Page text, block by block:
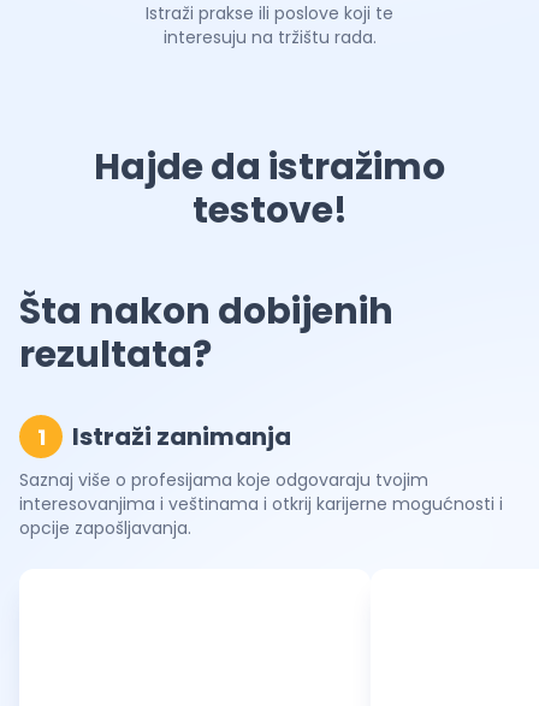
Istraži prakse ili poslove koji te
interesuju na tržištu rada.
Hajde da istražimo
testove!
Šta nakon dobijenih
rezultata?
1 Istraži zanimanja
Saznaj više o profesijama koje odgovaraju tvojim
interesovanjima i veštinama i otkrij karijerne mogućnosti i
opcije zapošljavanja.